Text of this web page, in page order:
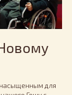
насыщенным для